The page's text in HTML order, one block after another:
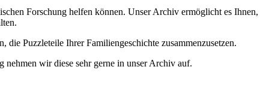
Forschung helfen können. Unser Archiv ermöglicht es Ihnen,
Puzzleteile Ihrer Familiengeschichte zusammenzusetzen.
nehmen wir diese sehr gerne in unser Archiv auf.